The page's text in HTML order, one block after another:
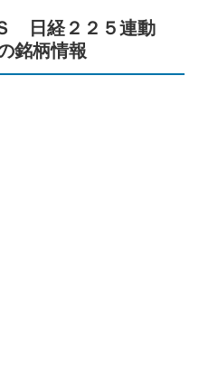
日経２２５連動
銘柄情報